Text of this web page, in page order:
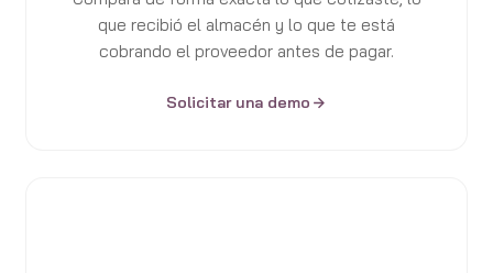
que recibió el almacén y lo que te está
cobrando el proveedor antes de pagar.
Solicitar una demo